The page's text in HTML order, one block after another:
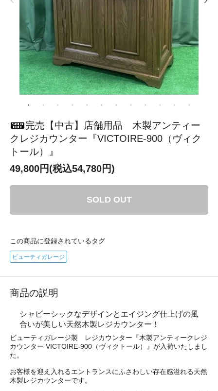
完売【中古】店舗用品 木製アンティー
クレジカウンター『VICTOIRE-900（ヴィク
トール）』
49,800円(税込54,780円)
SOLD OUT
この商品に登録されているタグ
ビューティガレージ
商品の説明
シャビーシックなデザインとエイジング仕上げの風
合いが美しい天然木製レジカウンター！
ビューティガレージ製 レジカウンター『木製アンティークレジ
カウンター VICTOIRE-900（ヴィクトール）』が入荷いたしまし
た。
お客様を迎え入れるエントランスにふさわしい存在感溢れる天然
木製レジカウンターです。